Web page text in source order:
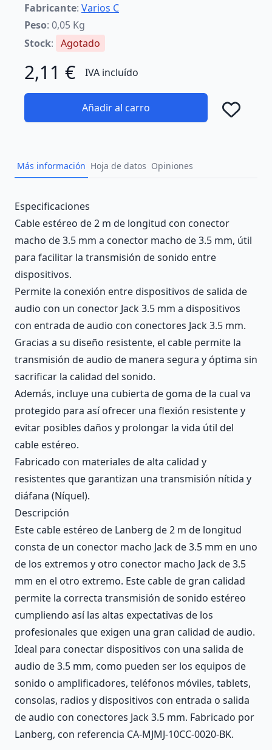
Fabricante: Varios C
Peso: 0,05 Kg
Stock: Agotado
2,11 € IVA incluído
Añadir al carro
Más información Hoja de datos Opiniones
Description
Especificaciones
Cable estéreo de 2 m de longitud con conector
macho de 3.5 mm a conector macho de 3.5 mm, útil
para facilitar la transmisión de sonido entre
dispositivos.
Permite la conexión entre dispositivos de salida de
audio con un conector Jack 3.5 mm a dispositivos
con entrada de audio con conectores Jack 3.5 mm.
Gracias a su diseño resistente, el cable permite la
transmisión de audio de manera segura y óptima sin
sacrificar la calidad del sonido.
Además, incluye una cubierta de goma de la cual va
protegido para así ofrecer una flexión resistente y
evitar posibles daños y prolongar la vida útil del
cable estéreo.
Fabricado con materiales de alta calidad y
resistentes que garantizan una transmisión nítida y
diáfana (Níquel).
Descripción
Este cable estéreo de Lanberg de 2 m de longitud
consta de un conector macho Jack de 3.5 mm en uno
de los extremos y otro conector macho Jack de 3.5
mm en el otro extremo. Este cable de gran calidad
permite la correcta transmisión de sonido estéreo
cumpliendo así las altas expectativas de los
profesionales que exigen una gran calidad de audio.
Ideal para conectar dispositivos con una salida de
audio de 3.5 mm, como pueden ser los equipos de
sonido o amplificadores, teléfonos móviles, tablets,
consolas, radios y dispositivos con entrada o salida
de audio con conectores Jack 3.5 mm. Fabricado por
Lanberg, con referencia CA-MJMJ-10CC-0020-BK.